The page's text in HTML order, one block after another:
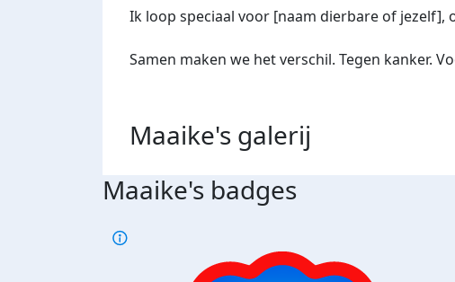
Ik loop speciaal voor [naam dierbare of jezelf],
Samen maken we het verschil. Tegen kanker.
Maaike's galerij
Maaike's badges